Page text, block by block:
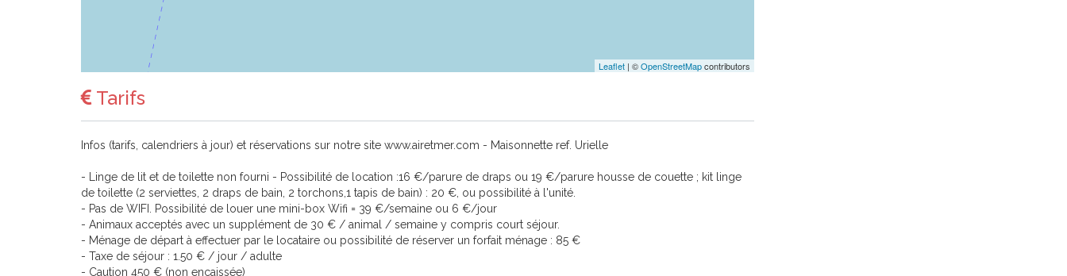
Leaflet| ©OpenStreetMapcontributors
Tarifs
Infos (tarifs, calendriers à jour) et réservations sur notre site www.airetmer.com - Maisonnette ref. Urielle
- Linge de lit et de toilette non fourni - Possibilité de location :16 €/parure de draps ou 19 €/parure housse de couette ; kit linge
de toilette (2 serviettes, 2 draps de bain, 2 torchons,1 tapis de bain) : 20 €, ou possibilité à l'unité.
- Pas de WIFI. Possibilité de louer une mini-box Wifi = 39 €/semaine ou 6 €/jour
- Animaux acceptés avec un supplément de 30 € / animal / semaine y compris court séjour.
- Ménage de départ à effectuer par le locataire ou possibilité de réserver un forfait ménage : 85 €
- Taxe de séjour : 1.50 € / jour / adulte
- Caution 450 € (non encaissée)